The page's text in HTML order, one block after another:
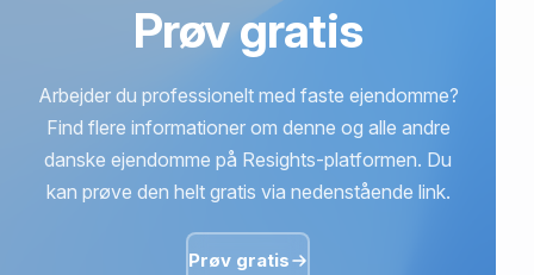
Prøv gratis
Arbejder du professionelt med faste ejendomme?
Find flere informationer om denne og alle andre
danske ejendomme på Resights-platformen. Du
kan prøve den helt gratis via nedenstående link.
Prøv gratis